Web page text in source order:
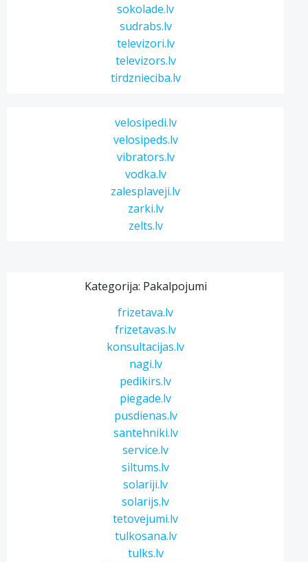
sokolade.lv
sudrabs.lv
televizori.lv
televizors.lv
tirdznieciba.lv
velosipedi.lv
velosipeds.lv
vibrators.lv
vodka.lv
zalesplaveji.lv
zarki.lv
zelts.lv
Kategorija: Pakalpojumi
frizetava.lv
frizetavas.lv
konsultacijas.lv
nagi.lv
pedikirs.lv
piegade.lv
pusdienas.lv
santehniki.lv
service.lv
siltums.lv
solariji.lv
solarijs.lv
tetovejumi.lv
tulkosana.lv
tulks.lv